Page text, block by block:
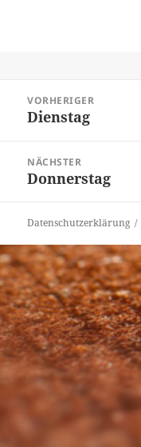
VORHERIGER
Vorheriger
Dienstag
NÄCHSTER
Nächster
Donnerstag
Datenschutzerklärung